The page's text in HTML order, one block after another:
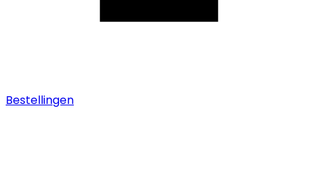
Bestellingen